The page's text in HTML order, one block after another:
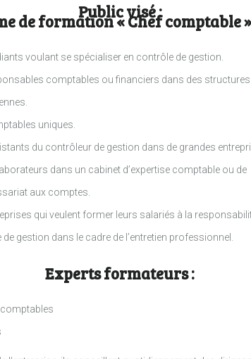
Public visé :
de formation « Chef comptable »
voulant se spécialiser en contrôle de gestion.
comptables ou financiers dans des structures
uniques.
du contrôleur de gestion dans de grandes
dans un cabinet d’expertise comptable ou de
aux comptes.
qui veulent former leurs salariés à la
gestion dans le cadre de l’entretien professionnel.
Experts formateurs :